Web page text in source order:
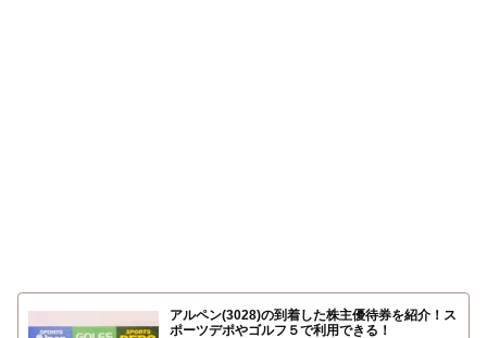
アルペン(3028)の到着した株主優待券を紹介！ス
ポーツデポやゴルフ５で利用できる！